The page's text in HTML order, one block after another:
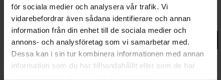
för sociala medier och analysera vår trafik. Vi
vidarebefordrar även sådana identifierare och annan
information från din enhet till de sociala medier och
annons- och analysföretag som vi samarbetar med.
Dessa kan i sin tur kombinera informationen med annan
information som du har tillhandahållit eller som de har
kr 6 441
Gå til produkt